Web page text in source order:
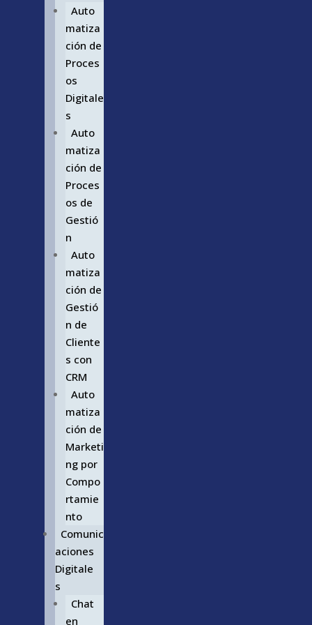
Auto
matiza
ción de
Proces
os
Digitale
s
Auto
matiza
ción de
Proces
os de
Gestió
n
Auto
matiza
ción de
Gestió
n de
Cliente
s con
CRM
Auto
matiza
ción de
Marketi
ng por
Compo
rtamie
nto
Comunic
aciones
Digitale
s
Chat
en